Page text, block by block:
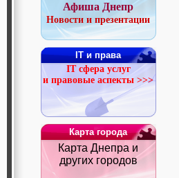
Афиша Днепр
Новости и презентации
IT и права
IT сфера услуг
и правовые аспекты >>>
Карта города
Карта Днепра и
других городов